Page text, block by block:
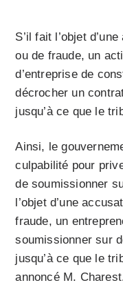
S’il fait l’objet
ou de fraude, un
d’entreprise de
décrocher un
jusqu’à ce que le
Ainsi, le
culpabilité pour
de soumissionner
l’objet d’une
fraude, un
soumissionner sur
jusqu’à ce que le
annoncé M.